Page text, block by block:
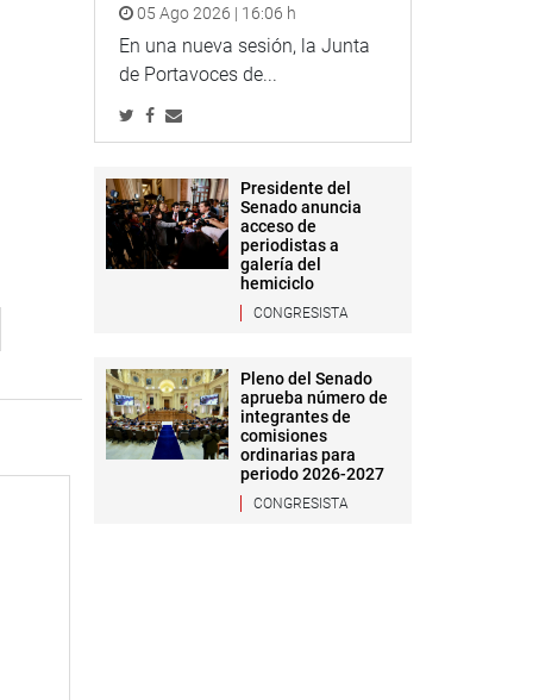
05 Ago 2026 | 16:06 h
En una nueva sesión, la Junta
de Portavoces de...
Presidente del
Senado anuncia
acceso de
periodistas a
galería del
hemiciclo
CONGRESISTA
Pleno del Senado
aprueba número de
integrantes de
comisiones
ordinarias para
periodo 2026-2027
CONGRESISTA